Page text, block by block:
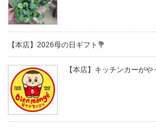
【本店】2026母の日ギフト💐
【本店】キッチンカーが